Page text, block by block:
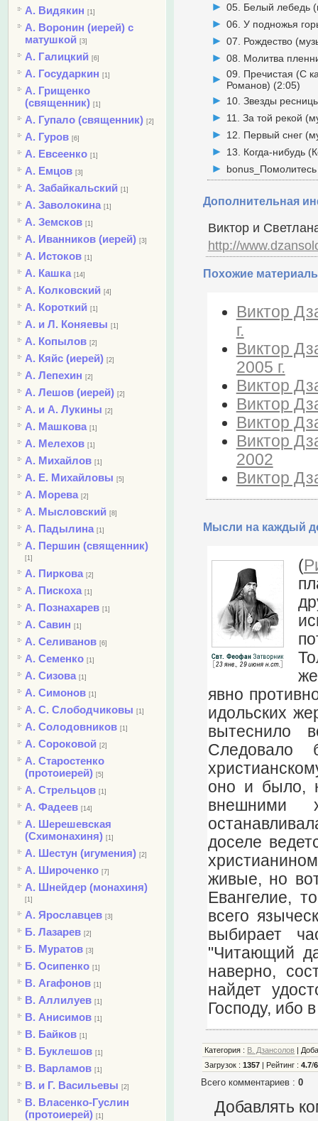
А. Видякин [1]
А. Воронин (иерей) с
матушкой [3]
А. Галицкий [6]
А. Государкин [1]
А. Грищенко
(священник) [1]
А. Гупало (священник) [2]
А. Гуров [6]
А. Евсеенко [1]
А. Емцов [3]
А. Забайкальский [1]
А. Заволокина [1]
А. Земсков [1]
А. Иванников (иерей) [3]
А. Истоков [1]
А. Кашка [14]
А. Колковский [4]
А. Короткий [1]
А. и Л. Коняевы [1]
А. Копылов [2]
А. Кяйс (иерей) [2]
А. Лепехин [2]
А. Лешов (иерей) [2]
А. и А. Лукины [2]
А. Машкова [1]
А. Мелехов [1]
А. Михайлов [1]
А. Е. Михайловы [5]
А. Морева [2]
А. Мысловский [8]
А. Падылина [1]
А. Першин (священник)
[1]
А. Пиркова [2]
А. Пискоха [1]
А. Познахарев [1]
А. Савин [1]
А. Селиванов [6]
А. Семенко [1]
А. Сизова [1]
А. Симонов [1]
А. С. Слободчиковы [1]
А. Солодовников [1]
А. Сороковой [2]
А. Старостенко
(протоиерей) [5]
А. Стрельцов [1]
А. Фадеев [14]
А. Шерешевская
(Схимонахиня) [1]
А. Шестун (игумения) [2]
А. Широченко [7]
А. Шнейдер (монахиня)
[1]
А. Ярославцев [3]
Б. Лазарев [2]
Б. Муратов [3]
Б. Осипенко [1]
В. Агафонов [1]
В. Аллилуев [1]
В. Анисимов [1]
В. Байков [1]
В. Буклешов [1]
В. Варламов [1]
В. и Г. Васильевы [2]
В. Власенко-Гуслин
(протоиерей) [1]
05. Белый лебедь
06. У подножья
07. Рождество
08. Молитва
09. Пречистая (С
Романов) (2:05)
10. Звезды
11. За той рекой
12. Первый снег
13. Когда-нибудь
Дополнительная
Виктор и
http://
Похожие
Виктор
г.
Виктор
2005 г.
Виктор
Виктор
Виктор
Виктор
2002
Виктор
Мысли на каждый
(
явно
идольских
вытеснило
Следовало
оно и было,
внешними
доселе
живые, но
Евангелие,
всего
выбирает
"Читающий
наверно,
найдет
Господу, ибо
Категория : В. Дзансолов
Загрузок :1357 Рейтинг :4.7/6
Всего комментариев :0
Добавлять